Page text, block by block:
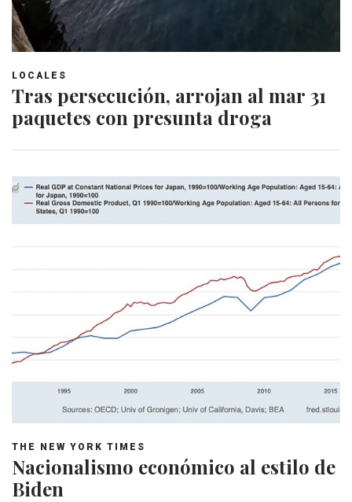
LOCALES
Tras persecución, arrojan al mar 31
paquetes con presunta droga
THE NEW YORK TIMES
Nacionalismo económico al estilo de
Biden